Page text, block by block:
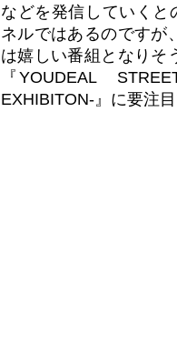
などを発信していく
ネルではあるのですが
は嬉しい番組となりそ
『YOUDEAL
EXHIBITON-』に要注